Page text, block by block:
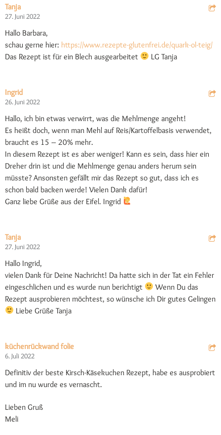
Tanja
27. Juni 2022
Hallo Barbara,
schau gerne hier: https://www.rezepte-glutenfrei.de/quark-ol-teig/
Das Rezept ist für ein Blech ausgearbeitet
LG Tanja
Ingrid
26. Juni 2022
Hallo, ich bin etwas verwirrt, was die Mehlmenge angeht!
Es heißt doch, wenn man Mehl auf Reis/Kartoffelbasis verwendet,
braucht es 15 – 20% mehr.
In diesem Rezept ist es aber weniger! Kann es sein, dass hier ein
Dreher drin ist und die Mehlmenge genau anders herum sein
müsste? Ansonsten gefällt mir das Rezept so gut, dass ich es
schon bald backen werde! Vielen Dank dafür!
Ganz liebe Grüße aus der Eifel. Ingrid
Tanja
27. Juni 2022
Hallo Ingrid,
vielen Dank für Deine Nachricht! Da hatte sich in der Tat ein Fehler
eingeschlichen und es wurde nun berichtigt
Wenn Du das
Rezept ausprobieren möchtest, so wünsche ich Dir gutes Gelingen
Liebe Grüße Tanja
küchenrückwand folie
6. Juli 2022
Definitiv der beste Kirsch-Käsekuchen Rezept, habe es ausprobiert
und im nu wurde es vernascht.
Lieben Gruß
Meli